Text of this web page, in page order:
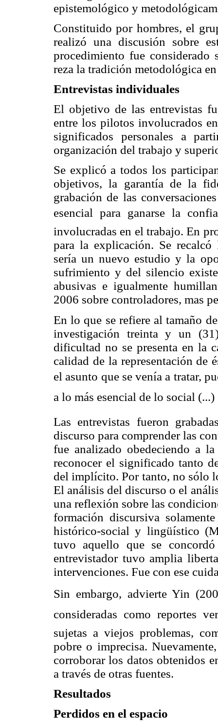
epistemológico y
Constituido por hombres, el
realizó una discusión sobre
procedimiento fue considerado
reza la tradición metodológica
Entrevistas individuales
El objetivo de las entrevistas
entre los pilotos involucrados
significados personales a
organización del trabajo y
Se explicó a todos los
objetivos, la garantía de la
grabación de las
esencial para ganarse la
involucradas en el trabajo. En
para la explicación. Se
sería un nuevo estudio y la
sufrimiento y del silencio
abusivas e igualmente
2006 sobre controladores, mas
En lo que se refiere al tamaño
investigación treinta y un
dificultad no se presenta en la
calidad de la representación de
el asunto que se venía a tratar,
a lo más esencial de lo social
Las entrevistas fueron
discurso para comprender las
fue analizado obedeciendo a
reconocer el significado tanto
del implícito. Por tanto, no sólo
El análisis del discurso o el
una reflexión sobre las
formación discursiva
histórico-social y lingüístico
tuvo aquello que se
entrevistador tuvo amplia
intervenciones. Fue con ese
Sin embargo, advierte Yin
consideradas como reportes
sujetas a viejos problemas,
pobre o imprecisa.
corroborar los datos obtenidos
a través de otras fuentes.
Resultados
Perdidos en el espacio